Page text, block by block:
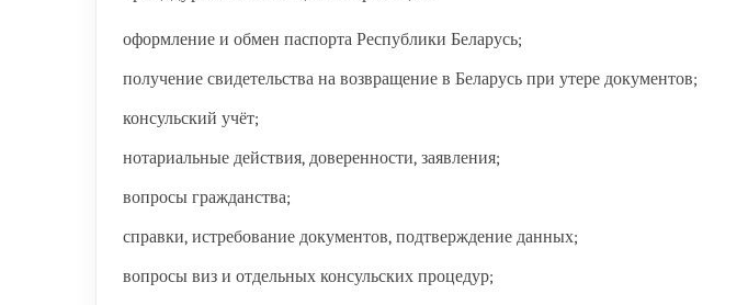
оформление и обмен паспорта Республики Беларусь;
получение свидетельства на возвращение в Беларусь при утере документов;
консульский учёт;
нотариальные действия, доверенности, заявления;
вопросы гражданства;
справки, истребование документов, подтверждение данных;
вопросы виз и отдельных консульских процедур;